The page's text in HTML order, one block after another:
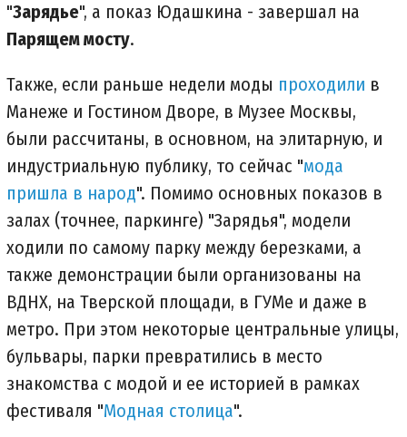
"Зарядье", а показ Юдашкина - завершал на
Парящем мосту.
Также, если раньше недели моды проходили в
Манеже и Гостином Дворе, в Музее Москвы,
были рассчитаны, в основном, на элитарную, и
индустриальную публику, то сейчас "мода
пришла в народ". Помимо основных показов в
залах (точнее, паркинге) "Зарядья", модели
ходили по самому парку между березками, а
также демонстрации были организованы на
ВДНХ, на Тверской площади, в ГУМе и даже в
метро. При этом некоторые центральные улицы,
бульвары, парки превратились в место
знакомства с модой и ее историей в рамках
фестиваля "Модная столица".